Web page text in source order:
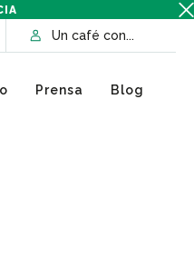
search
Un café con...
Prensa Blog